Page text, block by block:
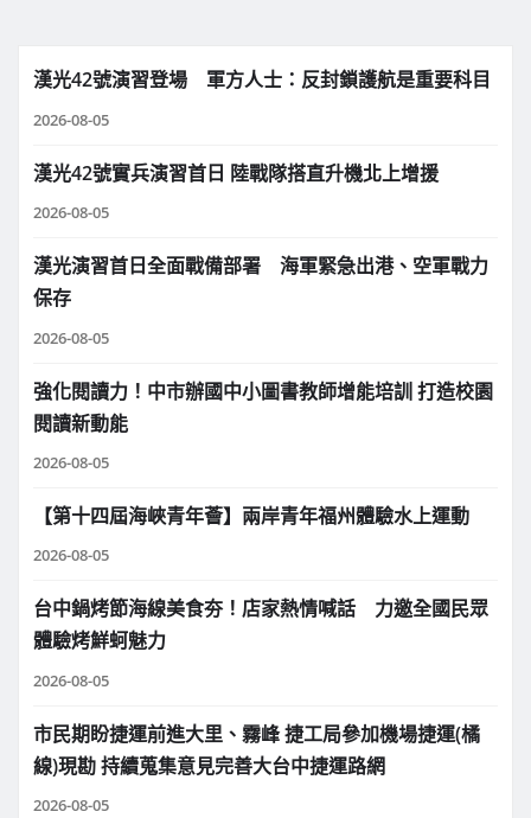
漢光42號演習登場 軍方人士：反封鎖護航是重要科目
2026-08-05
漢光42號實兵演習首日 陸戰隊搭直升機北上增援
2026-08-05
漢光演習首日全面戰備部署 海軍緊急出港、空軍戰力
保存
2026-08-05
強化閱讀力！中市辦國中小圖書教師增能培訓 打造校園
閱讀新動能
2026-08-05
【第十四屆海峽青年薈】兩岸青年福州體驗水上運動
2026-08-05
台中鍋烤節海線美食夯！店家熱情喊話 力邀全國民眾
體驗烤鮮蚵魅力
2026-08-05
市民期盼捷運前進大里、霧峰 捷工局參加機場捷運(橘
線)現勘 持續蒐集意見完善大台中捷運路網
2026-08-05